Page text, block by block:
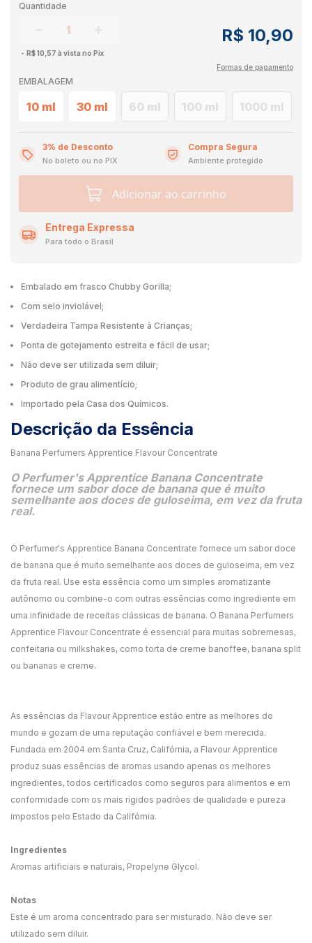
Quantidade
R$ 10,90
R$ 10,57 à vista no Pix
Formas de pagamento
EMBALAGEM
10 ml 30 ml 60 ml 100 ml 1000 ml
3% de Desconto
No boleto ou no PIX
Compra Segura
Ambiente protegido
Adicionar ao carrinho
Entrega Expressa
Para todo o Brasil
Embalado em frasco Chubby Gorilla;
Com selo inviolável;
Verdadeira Tampa Resistente à Crianças;
Ponta de gotejamento estreita e fácil de usar;
Não deve ser utilizada sem diluir;
Produto de grau alimentício;
Importado pela Casa dos Químicos.
Descrição da Essência
Banana Perfumers Apprentice Flavour Concentrate
O Perfumer's Apprentice Banana Concentrate
fornece um sabor doce de banana que é muito
semelhante aos doces de guloseima, em vez da fruta
real.
O Perfumer's Apprentice Banana Concentrate fornece um sabor doce
de banana que é muito semelhante aos doces de guloseima, em vez
da fruta real. Use esta essência como um simples aromatizante
autônomo ou combine-o com outras essências como ingrediente em
uma infinidade de receitas clássicas de banana. O Banana Perfumers
Apprentice Flavour Concentrate é essencial para muitas sobremesas,
confeitaria ou milkshakes, como torta de creme banoffee, banana split
ou bananas e creme.
As essências da Flavour Apprentice estão entre as melhores do
mundo e gozam de uma reputação confiável e bem merecida.
Fundada em 2004 em Santa Cruz, Califórnia, a Flavour Apprentice
produz suas essências de aromas usando apenas os melhores
ingredientes, todos certificados como seguros para alimentos e em
conformidade com os mais rígidos padrões de qualidade e pureza
impostos pelo Estado da Califórnia.
Ingredientes
Aromas artificiais e naturais, Propelyne Glycol.
Notas
Este é um aroma concentrado para ser misturado. Não deve ser
utilizado sem diluir.